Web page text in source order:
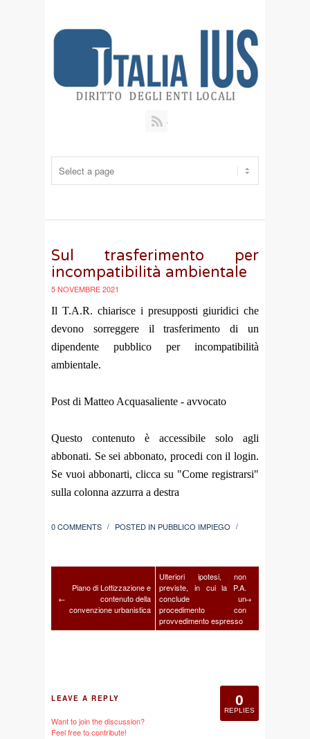
Sul trasferimento per
incompatibilità ambientale
5 NOVEMBRE 2021
Il T.A.R. chiarisce i presupposti giuridici che
devono sorreggere il trasferimento di un
dipendente pubblico per incompatibilità
ambientale.
Post di Matteo Acquasaliente - avvocato
Questo contenuto è accessibile solo agli
abbonati. Se sei abbonato, procedi con il login.
Se vuoi abbonarti, clicca su "Come registrarsi"
sulla colonna azzurra a destra
0 COMMENTS / POSTED IN PUBBLICO IMPIEGO /
←
Piano di Lottizzazione e
contenuto della
convenzione urbanistica
Ulteriori ipotesi, non
previste, in cui la P.A.
conclude un
procedimento con
provvedimento espresso
→
0
REPLIES
LEAVE A REPLY
Want to join the discussion?
Feel free to contribute!